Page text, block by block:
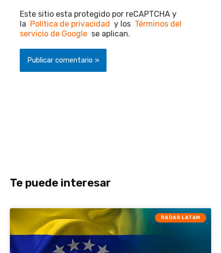
Este sitio esta protegido por reCAPTCHA y
la Política de privacidad y los Términos del
servicio de Google se aplican.
Te puede interesar
RADAR LATAM